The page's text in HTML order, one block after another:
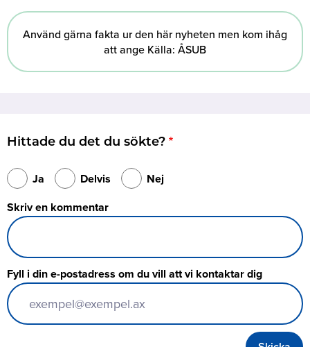
Använd gärna fakta ur den här nyheten men kom ihåg
att ange Källa: ÅSUB
Hittade du det du sökte?
Ja Delvis
Nej
Skriv en kommentar
Fyll i din e-postadress om du vill att vi kontaktar dig